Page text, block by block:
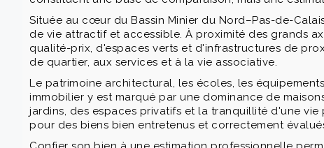
Située au cœur du Bassin Minier du Nord–Pas-de-
de vie attractif et accessible. À proximité des grands
qualité-prix, d'espaces verts et d'infrastructures de
de quartier, aux services et à la vie associative.
Le patrimoine architectural, les écoles, les
immobilier y est marqué par une dominance de
jardins, des espaces privatifs et la tranquillité d'une
pour des biens bien entretenus et correctement